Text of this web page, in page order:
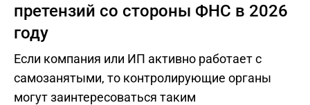
претензий со стороны ФНС в 2026
году
Если компания или ИП активно работает с
самозанятыми, то контролирующие органы
могут заинтересоваться таким